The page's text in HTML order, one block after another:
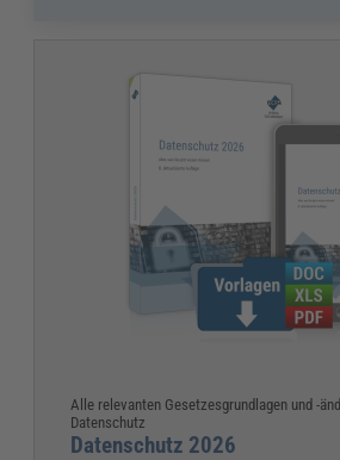
Alle relevanten Gesetzesgrundlagen und -
Datenschutz
Datenschutz 2026